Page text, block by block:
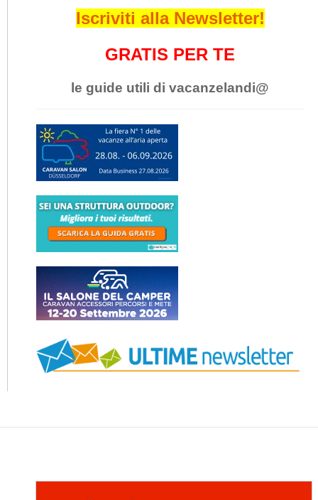
Iscriviti alla Newsletter!
GRATIS PER TE
le guide utili di vacanzelandi@